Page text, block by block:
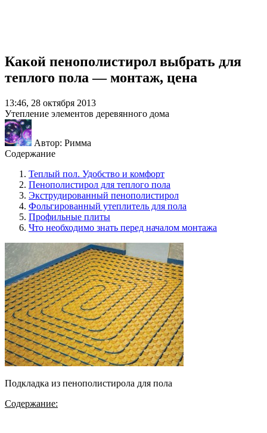
Какой пенополистирол выбрать для
теплого пола — монтаж, цена
13:46, 28 октября 2013
Утепление элементов деревянного дома
Автор: Римма
Содержание
Теплый пол. Удобство и комфорт
Пенополистирол для теплого пола
Экструдированный пенополистирол
Фольгированный утеплитель для пола
Профильные плиты
Что необходимо знать перед началом монтажа
Подкладка из пенополистирола для пола
Содержание: